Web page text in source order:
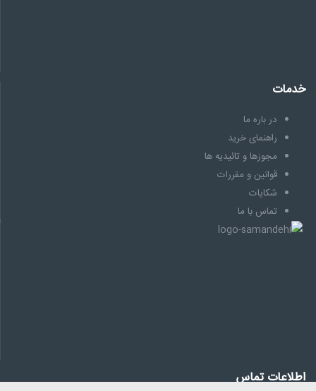
خدمات
در باره ما
راهنمای خرید
مجوزها و تائیدیه ها
قوانین و مقررات
شکایات
تماس با ما
اطلاعات تماس